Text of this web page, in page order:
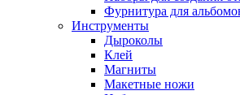
Фурнитура для
Инструменты
Дыроколы
Клей
Магниты
Макетные ножи